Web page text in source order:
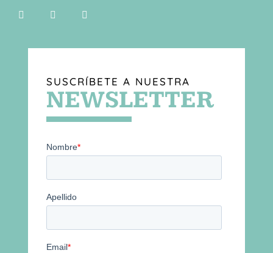
SUSCRÍBETE A NUESTRA
NEWSLETTER